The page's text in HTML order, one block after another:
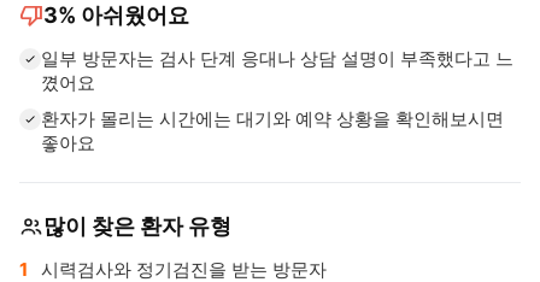
thumb_down3% 아쉬웠어요
일부 방문자는 검사 단계 응대나 상담 설명이 부족했다고 느
꼈어요
환자가 몰리는 시간에는 대기와 예약 상황을 확인해보시면
좋아요
많이 찾은 환자 유형
시력검사와 정기검진을 받는 방문자